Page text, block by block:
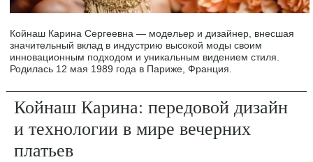
Койнаш Карина Сергеевна — модельер и дизайнер, внесшая
значительный вклад в индустрию высокой моды своим
инновационным подходом и уникальным видением стиля.
Родилась 12 мая 1989 года в Париже, Франция.
Койнаш Карина: передовой дизайн
и технологии в мире вечерних
платьев